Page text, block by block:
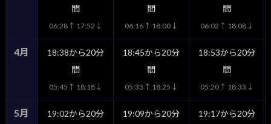
間
06:28↑ 17:52↓
間
06:16↑ 18:00↓
間
06:02↑ 18:08↓
4月
18:38から20分
間
05:45↑ 18:18↓
18:45から20分
間
05:33↑ 18:25↓
18:53から20分
間
05:20↑ 18:33↓
5月
19:02から20分
19:09から20分
19:17から20分